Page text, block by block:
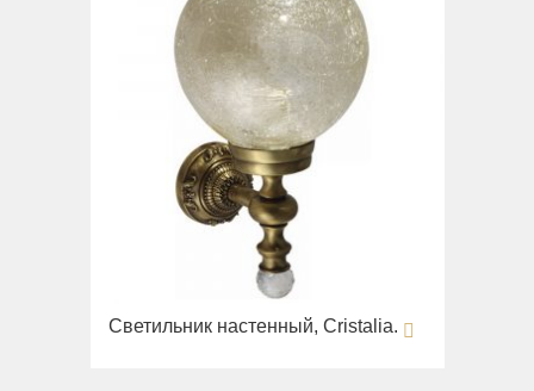
Светильник настенный, Cristalia.